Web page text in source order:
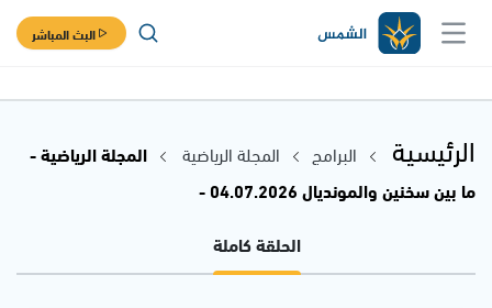
البث المباشر
الرئيسية البرامج المجلة الرياضية
المجلة الرياضية -
ما بين سخنين والمونديال 04.07.2026 -
الحلقة كاملة